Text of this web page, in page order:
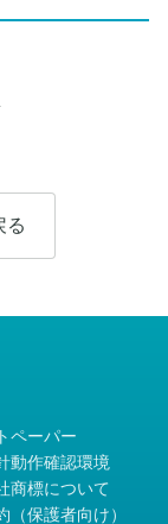
る
ペーパー
動作確認環境
商標について
（保護者向け）